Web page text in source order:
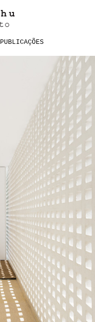
PUBLICAÇÕES